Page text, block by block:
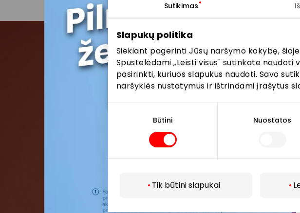
Sutikimas
Slapukų politika
Siekiant pagerinti Jūsų naršymo kokybę,
Spustelėdami „Leisti visus" sutinkate naudoti
pasirinkti, kuriuos slapukus naudoti. Savo
naršyklės nustatymus ir ištrindami įrašytus
Būtini Nuostatos
Tik būtini slapukai
Prisijunkite
Pirmieji sužinokite apie